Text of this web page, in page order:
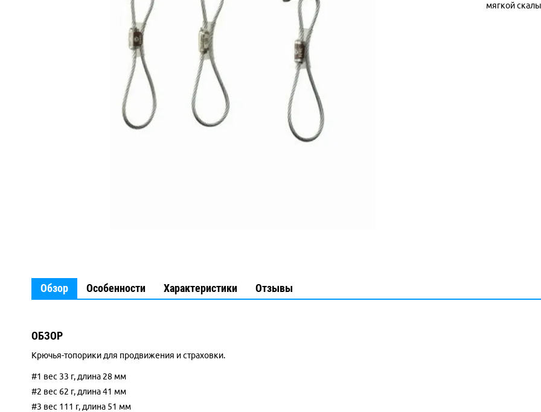
мягкой скалы
Обзор Особенности Характеристики Отзывы
ОБЗОР
Крючья-топорики для продвижения и страховки.
#1 вес 33 г, длина 28 мм
#2 вес 62 г, длина 41 мм
#3 вес 111 г, длина 51 мм